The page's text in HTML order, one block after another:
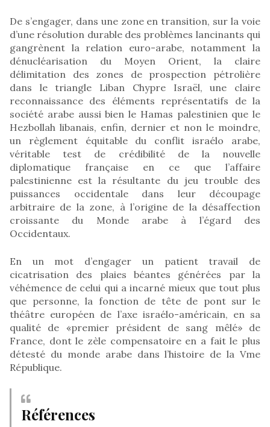
De s’engager, dans une zone en transition, sur la voie
d’une résolution durable des problèmes lancinants qui
gangrènent la relation euro-arabe, notamment la
dénucléarisation du Moyen Orient, la claire
délimitation des zones de prospection pétrolière
dans le triangle Liban Chypre Israël, une claire
reconnaissance des éléments représentatifs de la
société arabe aussi bien le Hamas palestinien que le
Hezbollah libanais, enfin, dernier et non le moindre,
un règlement équitable du conflit israélo arabe,
véritable test de crédibilité de la nouvelle
diplomatique française en ce que l’affaire
palestinienne est la résultante du jeu trouble des
puissances occidentale dans leur découpage
arbitraire de la zone, à l’origine de la désaffection
croissante du Monde arabe à l’égard des
Occidentaux.
En un mot d’engager un patient travail de
cicatrisation des plaies béantes générées par la
véhémence de celui qui a incarné mieux que tout plus
que personne, la fonction de tête de pont sur le
théâtre européen de l’axe israélo-américain, en sa
qualité de «premier président de sang mêlé» de
France, dont le zèle compensatoire en a fait le plus
détesté du monde arabe dans l’histoire de la Vme
République.
Références